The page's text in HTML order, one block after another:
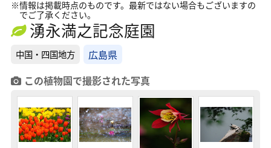
※情報は掲載時点のものです。最新ではない場合もございますの
でご了承ください。
湧永満之記念庭園
中国・四国地方
広島県
この植物園で撮影された写真